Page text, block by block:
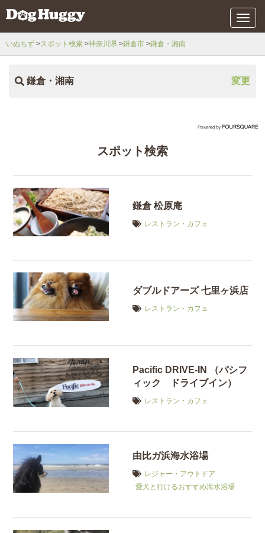
メ
ニ
いぬちず スポット検索 神奈川県 鎌倉市 鎌倉・湘南
鎌倉・湘南 変更
スポット検索
鎌倉 松原庵
レストラン・カフェ
ダブルドアーズ 七里ヶ浜店
レストラン・カフェ
Pacific DRIVE-IN （パシフ
ィック ドライブイン）
レストラン・カフェ
由比ガ浜海水浴場
レジャー・アウトドア
愛犬と行けるおすすめ海水浴場